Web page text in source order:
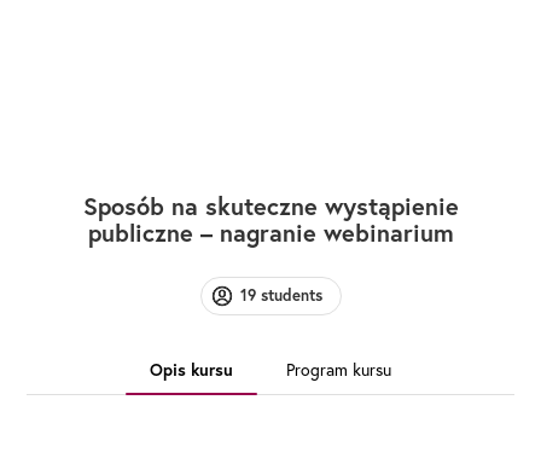
Sposób na skuteczne wystąpienie
publiczne – nagranie webinarium
19 students
Opis kursu Program kursu